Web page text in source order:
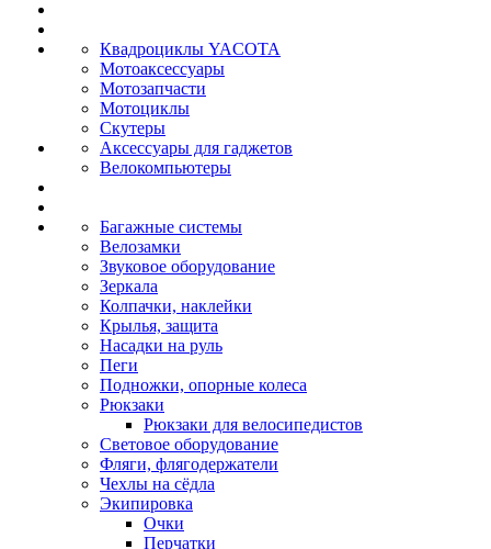
Квадроциклы YACOTA
Мотоаксессуары
Мотозапчасти
Мотоциклы
Скутеры
Аксессуары для гаджетов
Велокомпьютеры
Багажные системы
Велозамки
Звуковое оборудование
Зеркала
Колпачки, наклейки
Крылья, защита
Насадки на руль
Пеги
Подножки, опорные колеса
Рюкзаки
Рюкзаки для велосипедистов
Световое оборудование
Фляги, флягодержатели
Чехлы на сёдла
Экипировка
Очки
Перчатки